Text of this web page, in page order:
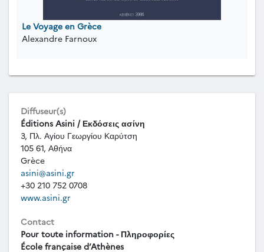
Le Voyage en Grèce
Alexandre Farnoux
Diffuseur(s)
Éditions Asini / Εκδόσεις ασίνη
3, Πλ. Αγίου Γεωργίου Καρύτση
105 61, Αθήνα
Grèce
asini@asini.gr
+30 210 752 0708
www.asini.gr
Contact
Pour toute information - Πληροφορίες
École française d’Athènes